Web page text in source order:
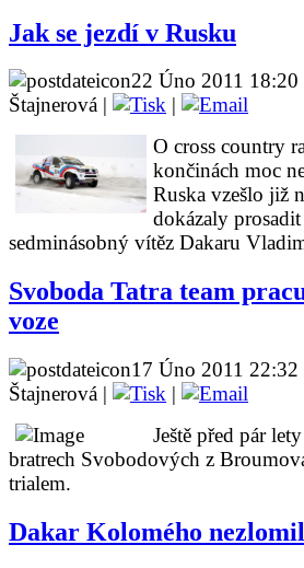
Jak se jezdí v Rusku
22 Úno 2011 18:20
Štajnerová |
|
O cross country
končinách moc
Ruska vzešlo již
dokázaly prosadit
sedminásobný vítěz Dakaru
Svoboda Tatra team
voze
17 Úno 2011 22:32
Štajnerová |
|
Ještě před pár
bratrech Svobodových z
trialem.
Dakar Kolomého nezlomil